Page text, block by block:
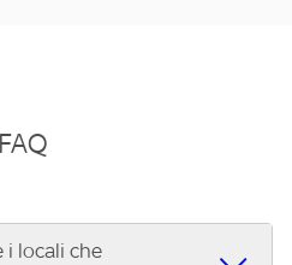
FAQ
i locali che